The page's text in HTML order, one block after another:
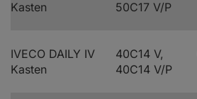
Kasten
50C17 V/P
IVECO DAILY IV
Kasten
40C14 V,
40C14 V/P